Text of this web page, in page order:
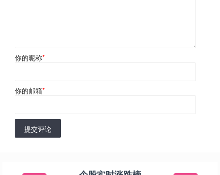
你的昵称*
你的邮箱*
提交评论